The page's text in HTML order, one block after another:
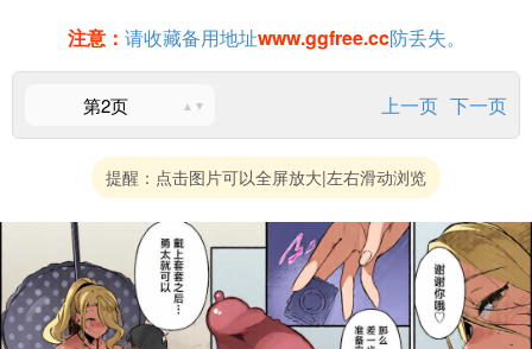
注意： 请收藏备用地址www.ggfree.cc防丢失。
第2页 上一页 下一页
提醒：点击图片可以全屏放大|左右滑动浏览